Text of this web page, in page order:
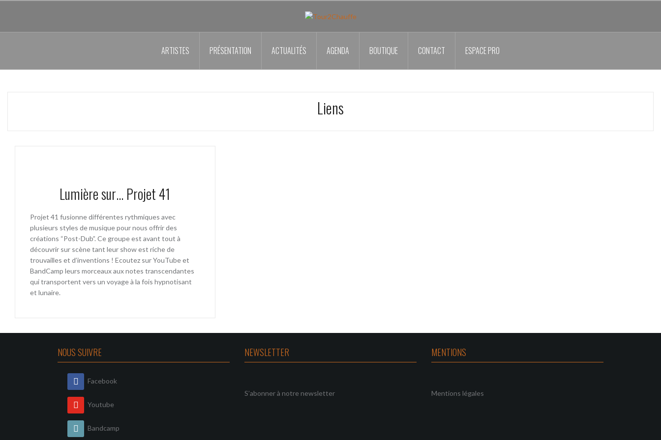
ARTISTES PRÉSENTATION ACTUALITÉS AGENDA BOUTIQUE CONTACT ESPACE PRO
Liens
Lumière sur… Projet 41
Projet 41 fusionne différentes rythmiques avec
plusieurs styles de musique pour nous offrir des
créations “Post-Dub”. Ce groupe est avant tout à
découvrir sur scène tant leur show est riche de
trouvailles et d’inventions ! Ecoutez sur YouTube et
BandCamp leurs morceaux aux notes transcendantes
qui transportent vers un voyage à la fois hypnotisant
et lunaire.
NOUS SUIVRE
Facebook
Youtube
Bandcamp
NEWSLETTER
S’abonner à notre newsletter
MENTIONS
Mentions légales